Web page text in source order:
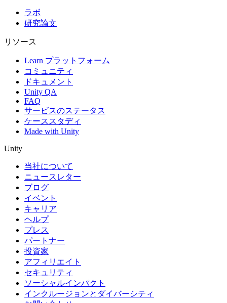
ラボ
研究論文
リソース
Learn プラットフォーム
コミュニティ
ドキュメント
Unity QA
FAQ
サービスのステータス
ケーススタディ
Made with Unity
Unity
当社について
ニュースレター
ブログ
イベント
キャリア
ヘルプ
プレス
パートナー
投資家
アフィリエイト
セキュリティ
ソーシャルインパクト
インクルージョンとダイバーシティ